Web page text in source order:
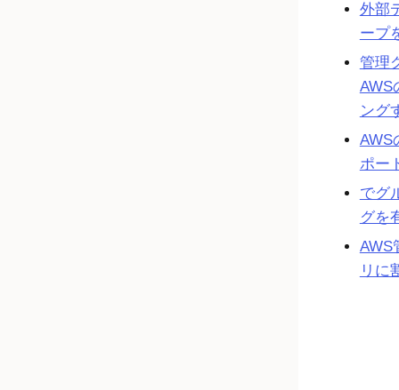
外部
ープ
管理
AWS
ング
AWS
ポー
でグ
グを
AWS
リに